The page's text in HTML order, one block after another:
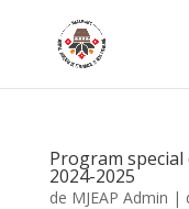
Program
2024-2025
de MJEAP Admin |